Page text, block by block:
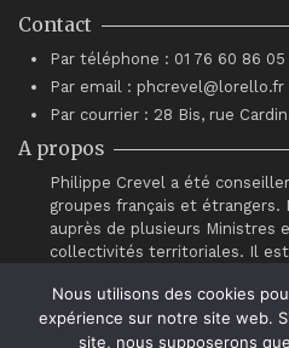
Contact
Par téléphone : 01 76 60 86 05
Par email : phcrevel@lorello.fr
Par courrier : 28 Bis, rue
A propos
Philippe Crevel a été
groupes français et
auprès de plusieurs Ministres
collectivités territoriales. Il
intervenant auprès du réseau
“Association pour le Progrès
Nous utilisons des cookies
expérience sur notre site web.
site, nous supposerons